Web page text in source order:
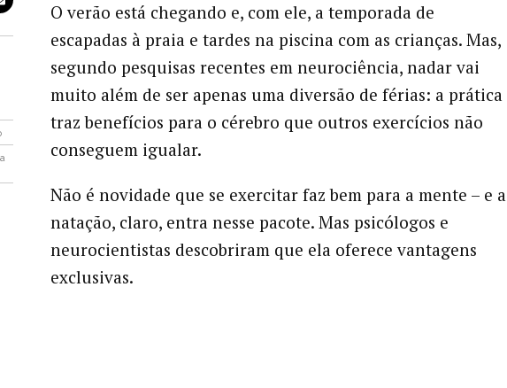
O verão está chegando e, com ele, a temporada de
escapadas à praia e tardes na piscina com as crianças. Mas,
segundo pesquisas recentes em neurociência, nadar vai
muito além de ser apenas uma diversão de férias: a prática
traz benefícios para o cérebro que outros exercícios não
conseguem igualar.
Não é novidade que se exercitar faz bem para a mente – e a
natação, claro, entra nesse pacote. Mas psicólogos e
neurocientistas descobriram que ela oferece vantagens
exclusivas.